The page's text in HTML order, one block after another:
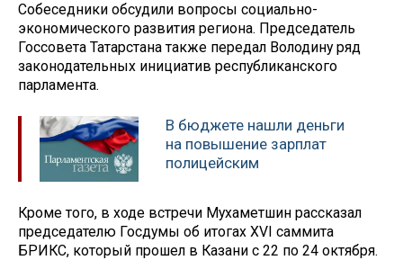
Собеседники обсудили вопросы социально-
экономического развития региона. Председатель
Госсовета Татарстана также передал Володину ряд
законодательных инициатив республиканского
парламента.
В бюджете нашли деньги
на повышение зарплат
полицейским
Кроме того, в ходе встречи Мухаметшин рассказал
председателю Госдумы об итогах XVI саммита
БРИКС, который прошел в Казани с 22 по 24 октября.